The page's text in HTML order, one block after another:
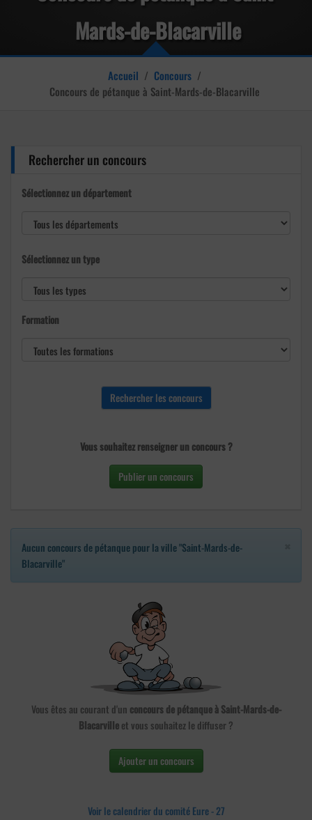
Mards-de-Blacarville
Accueil / Concours /
Concours de pétanque à Saint-Mards-de-Blacarville
Rechercher un concours
Sélectionnez un département
Sélectionnez un type
Formation
Vous souhaitez renseigner un concours ?
Publier un concours
Aucun concours de pétanque pour la ville "Saint-Mards-de-
Blacarville"
Vous êtes au courant d'un concours de pétanque à Saint-Mards-de-
Blacarvilleet vous souhaitez le diffuser ?
Ajouter un concours
Voir le calendrier du comité Eure - 27